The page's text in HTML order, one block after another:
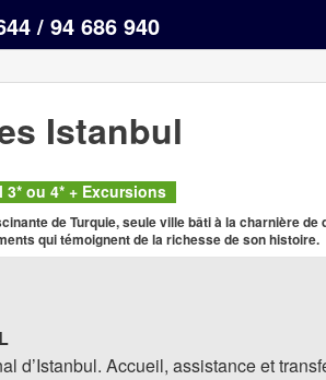
/ 94 686 940
Istanbul
ou 4* + Excursions
de Turquie, seule ville bâti à la charnière
qui témoignent de la richesse de son histoire.
d’Istanbul. Accueil, assistance et